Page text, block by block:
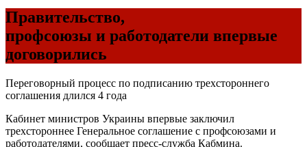
Правительство,
профсоюзы и работодатели впервые
договорились
Переговорный процесс по подписанию трехстороннего
соглашения длился 4 года
Кабинет министров Украины впервые заключил
трехстороннее Генеральное соглашение с профсоюзами и
работодателями, сообщает пресс-служба Кабмина.